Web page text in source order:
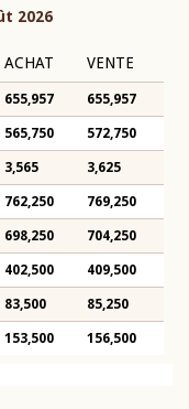
2026
ACHAT VENTE
655,957 655,957
565,750 572,750
3,565 3,625
762,250 769,250
698,250 704,250
402,500 409,500
83,500 85,250
153,500 156,500